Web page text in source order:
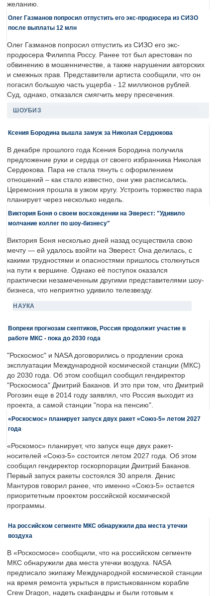
желанию.
Олег Газманов попросил отпустить его экс-продюсера из СИЗО
после выплаты 12 млн
Олег Газманов попросил отпустить из СИЗО его экс-
продюсера Филиппа Россу. Ранее тот был арестован по
обвинению в мошенничестве, а также нарушении авторских
и смежных прав. Представители артиста сообщили, что он
погасил большую часть ущерба - 12 миллионов рублей.
Суд, однако, отказался смягчить меру пресечения.
ШОУБИЗ
Ксения Бородина вышла замуж за Николая Сердюкова
В декабре прошлого года Ксения Бородина получила
предложение руки и сердца от своего избранника Николая
Сердюкова. Пара не стала тянуть с оформлением
отношений – как стало известно, они уже расписались.
Церемония прошла в узком кругу. Устроить торжество пара
планирует через несколько недель.
Виктория Боня о своем восхождении на Эверест: "Удивило
молчание коллег по шоу-бизнесу"
Виктория Боня несколько дней назад осуществила свою
мечту — ей удалось взойти на Эверест. Она делилась, с
какими трудностями и опасностями пришлось столкнуться
на пути к вершине. Однако её поступок оказался
практически незамеченным другими представителями шоу-
бизнеса, что неприятно удивило телезвезду.
НАУКА
Вопреки прогнозам скептиков, Россия продолжит участие в
работе МКС - пока до 2030 года
"Роскосмос" и NASA договорились о продлении срока
эксплуатации Международной космической станции (МКС)
до 2030 года. Об этом сообщил сообщил гендиректор
"Роскосмоса" Дмитрий Баканов. И это при том, что Дмитрий
Рогозин еще в 2014 году заявлял, что Россия выходит из
проекта, а самой станции "пора на пенсию".
«Роскосмос» планирует запуск двух ракет «Союз-5» летом 2027
года
«Роскомос» планирует, что запуск еще двух ракет-
носителей «Союз-5» состоится летом 2027 года. Об этом
сообщил гендиректор госкорпорации Дмитрий Баканов.
Первый запуск ракеты состоялся 30 апреля. Денис
Мантуров говорил ранее, что именно «Союз-5» остается
приоритетным проектом российской космической
программы.
На российском сегменте МКС обнаружили два места утечки
воздуха
В «Роскосмосе» сообщили, что на российском сегменте
МКС обнаружили два места утечки воздуха. NASA
предписало экипажу Международной космической станции
на время ремонта укрыться в пристыкованном корабле
Crew Dragon, надеть скафандры и были готовым к